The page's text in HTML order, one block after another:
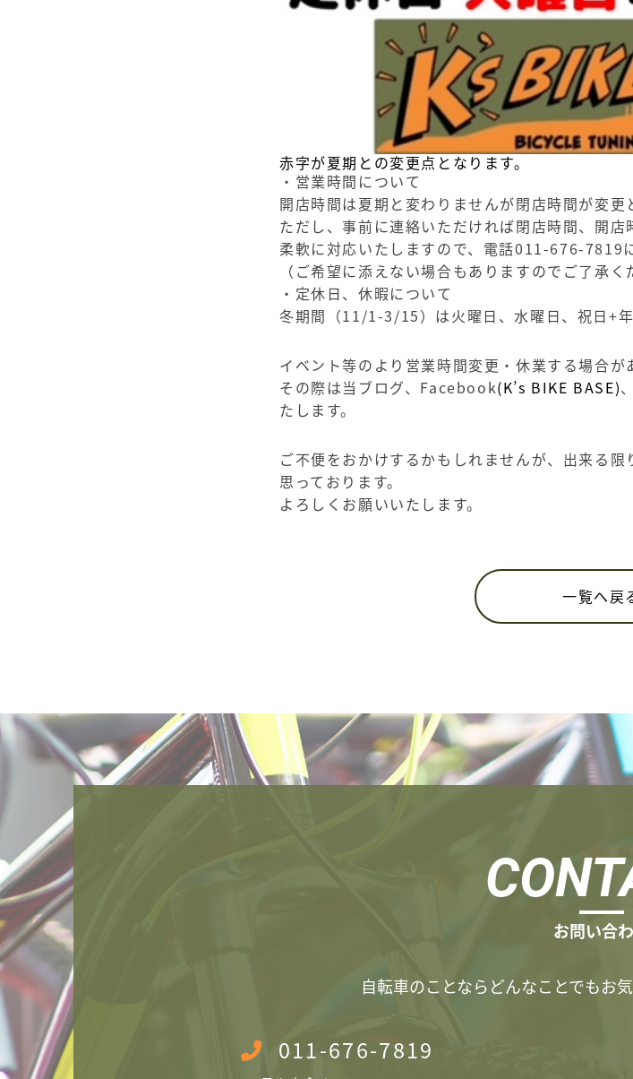
赤字が夏期との変更点となります。
・営業時間について
開店時間は夏期と変わりませんが閉店時間が変更
ただし、事前に連絡いただければ閉店時間、開店
柔軟に対応いたしますので、電話011-676-7819
（ご希望に添えない場合もありますのでご了承く
・定休日、休暇について
冬期間（11/1-3/15）は火曜日、水曜日、祝日+
イベント等のより営業時間変更・休業する場合が
その際は当ブログ、Facebook(K’s BIKE BASE)
たします。
ご不便をおかけするかもしれませんが、出来る限
思っております。
よろしくお願いいたします。
一覧へ戻
お問い合
自転車のことならどんなことでもお
011-676-7819